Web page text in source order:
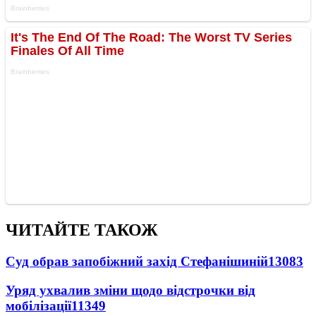
ЧИТАЙТЕ ТАКОЖ
Суд обрав запобіжний захід Стефанішиній13083
Уряд ухвалив зміни щодо відстрочки від
мобілізації11349